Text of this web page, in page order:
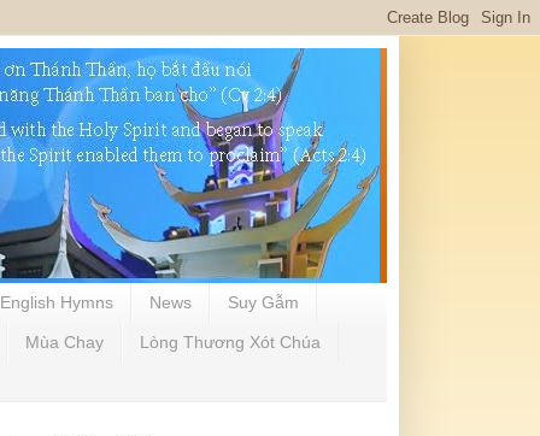
English Hymns News Suy Gẫm
Mùa Chay Lòng Thương Xót Chúa